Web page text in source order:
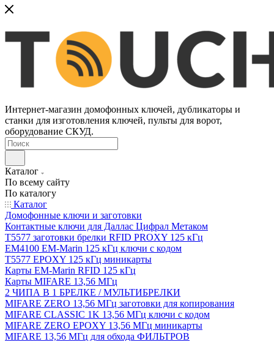
Интернет-магазин домофонных ключей, дубликаторы и
станки для изготовления ключей, пульты для ворот,
оборудование СКУД.
Каталог
По всему сайту
По каталогу
Каталог
Домофонные ключи и заготовки
Контактные ключи для Даллас Цифрал Метаком
T5577 заготовки брелки RFID PROXY 125 кГц
EM4100 EM-Marin 125 кГц ключи с кодом
T5577 EPOXY 125 кГц миникарты
Карты EM-Marin RFID 125 кГц
Карты MIFARE 13,56 МГц
2 ЧИПА В 1 БРЕЛКЕ / МУЛЬТИБРЕЛКИ
MIFARE ZERO 13,56 МГц заготовки для копирования
MIFARE CLASSIC 1K 13,56 МГц ключи с кодом
MIFARE ZERO EPOXY 13,56 МГц миникарты
MIFARE 13,56 МГц для обхода ФИЛЬТРОВ